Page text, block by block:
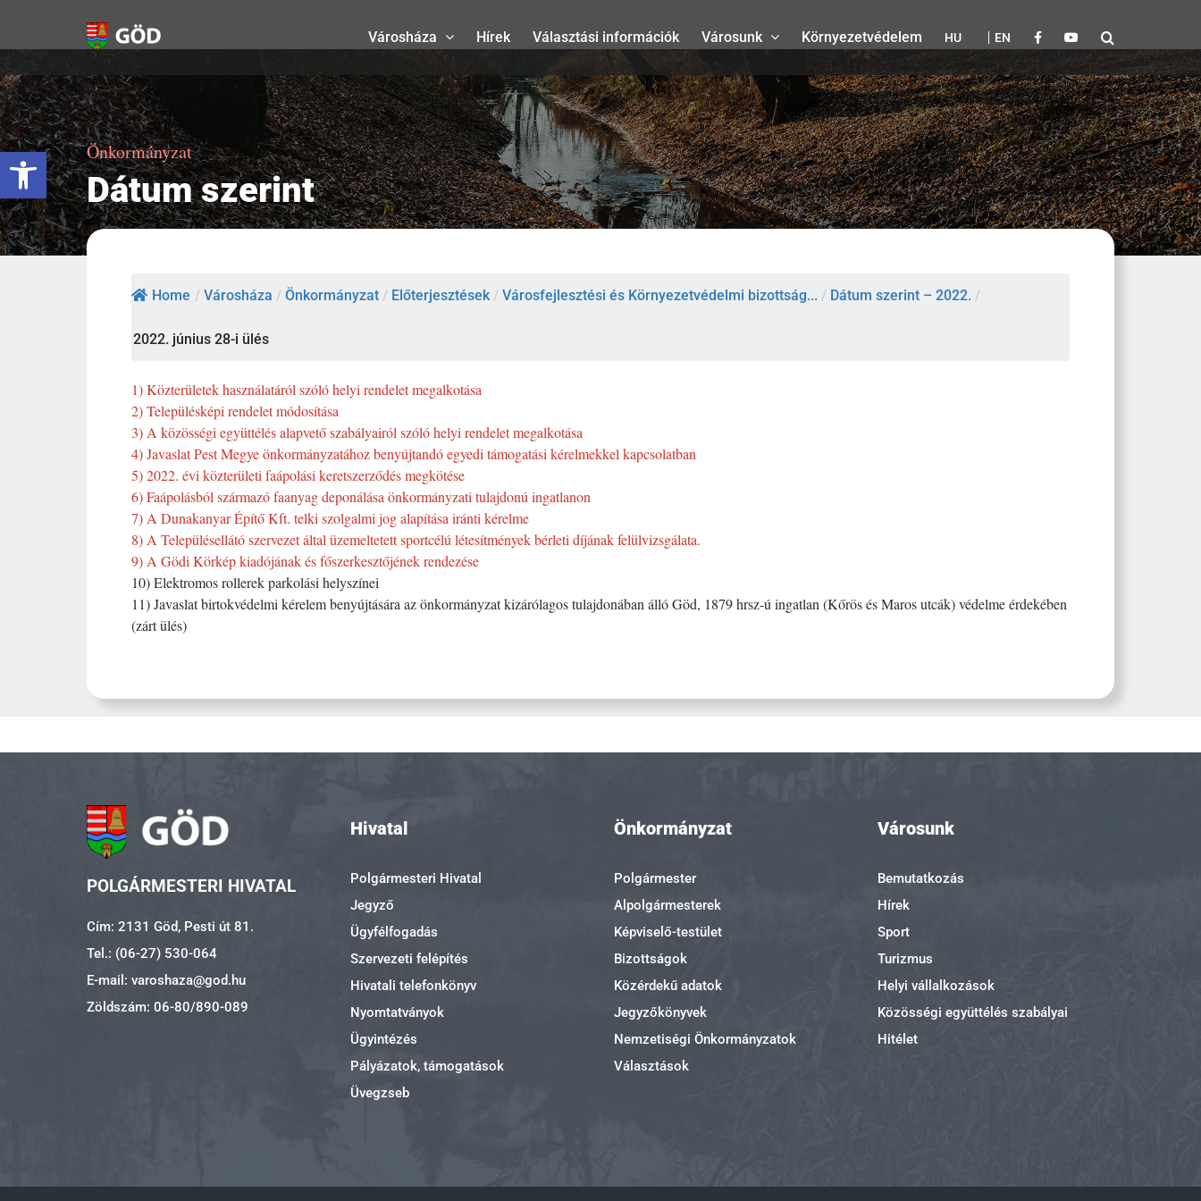
Eszköztár megnyitása
Városháza Hírek Választási információk Városunk Környezetvédelem HU EN
Önkormányzat
Dátum szerint
Home / Városháza / Önkormányzat / Előterjesztések / Városfejlesztési és Környezetvédelmi bizottság... / Dátum szerint – 2022. /
2022. június 28-i ülés
1) Közterületek használatáról szóló helyi rendelet megalkotása
2) Településképi rendelet módosítása
3) A közösségi együttélés alapvető szabályairól szóló helyi rendelet megalkotása
4) Javaslat Pest Megye önkormányzatához benyújtandó egyedi támogatási kérelmekkel kapcsolatban
5) 2022. évi közterületi faápolási keretszerződés megkötése
6) Faápolásból származó faanyag deponálása önkormányzati tulajdonú ingatlanon
7) A Dunakanyar Építő Kft. telki szolgalmi jog alapítása iránti kérelme
8) A Településellátó szervezet által üzemeltetett sportcélú létesítmények bérleti díjának felülvizsgálata.
9) A Gödi Körkép kiadójának és főszerkesztőjének rendezése
10) Elektromos rollerek parkolási helyszínei
11) Javaslat birtokvédelmi kérelem benyújtására az önkormányzat kizárólagos tulajdonában álló Göd, 1879 hrsz-ú ingatlan (Kőrös és Maros utcák) védelme érdekében
(zárt ülés)
POLGÁRMESTERI HIVATAL
Cím: 2131 Göd, Pesti út 81.
Tel.: (06-27) 530-064
E-mail: varoshaza@god.hu
Zöldszám: 06-80/890-089
Hivatal
Polgármesteri Hivatal
Jegyző
Ügyfélfogadás
Szervezeti felépítés
Hivatali telefonkönyv
Nyomtatványok
Ügyintézés
Pályázatok, támogatások
Üvegzseb
Önkormányzat
Polgármester
Alpolgármesterek
Képviselő-testület
Bizottságok
Közérdekű adatok
Jegyzőkönyvek
Nemzetiségi Önkormányzatok
Választások
Városunk
Bemutatkozás
Hírek
Sport
Turizmus
Helyi vállalkozások
Közösségi együttélés szabályai
Hitélet